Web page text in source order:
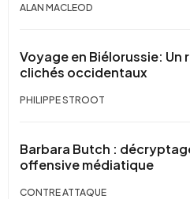
ALAN MACLEOD
Voyage en Biélorussie: Un
clichés occidentaux
PHILIPPE STROOT
Barbara Butch :
offensive médiatique
CONTRE ATTAQUE